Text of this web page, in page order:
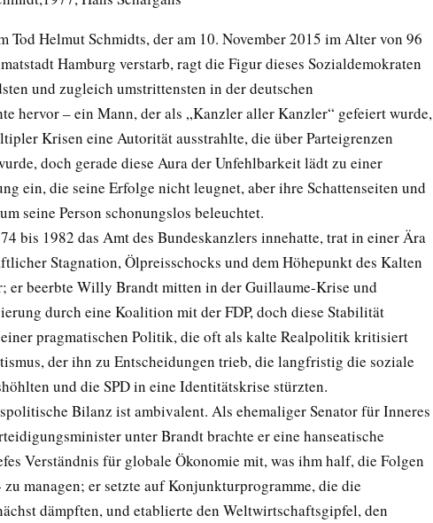
Tod Helmut Schmidts, der am 10. November 2015 im Alter von 96
Hamburg verstarb, ragt die Figur dieses Sozialdemokraten
und zugleich umstrittensten in der deutschen
hervor – ein Mann, der als „Kanzler aller Kanzler“ gefeiert wurde,
Krisen eine Autorität ausstrahlte, die über Parteigrenzen
doch gerade diese Aura der Unfehlbarkeit lädt zu einer
ein, die seine Erfolge nicht leugnet, aber ihre Schattenseiten und
seine Person schonungslos beleuchtet.
bis 1982 das Amt des Bundeskanzlers innehatte, trat in einer Ära
Stagnation, Ölpreisschocks und dem Höhepunkt des Kalten
er beerbte Willy Brandt mitten in der Guillaume-Krise und
durch eine Koalition mit der FDP, doch diese Stabilität
pragmatischen Politik, die oft als kalte Realpolitik kritisiert
der ihn zu Entscheidungen trieb, die langfristig die soziale
und die SPD in eine Identitätskrise stürzten.
Bilanz ist ambivalent. Als ehemaliger Senator für Inneres
unter Brandt brachte er eine hanseatische
Verständnis für globale Ökonomie mit, was ihm half, die Folgen
managen; er setzte auf Konjunkturprogramme, die die
dämpften, und etablierte den Weltwirtschaftsgipfel, den